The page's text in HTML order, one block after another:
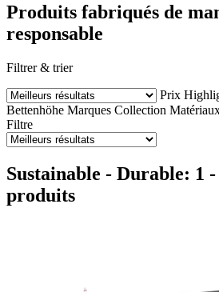
Produits fabriqués de
responsable
Filtrer & trier
Prix
Bettenhöhe Marques Collection
Filtre
Sustainable - Durable: 1 -
produits